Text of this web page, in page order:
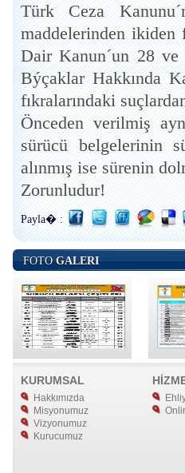
Türk Ceza
maddelerinden ikiden
Dair Kanun´un 28
Býçaklar Hakkında
fıkralarındaki
Önceden verilmiş
sürücü belgelerinin
alınmış ise sürenin
Zorunludur!
Payla� :
FOTO GALERI
KURUMSAL
Hakkımızda
Misyonumuz
Vizyonumuz
Kurucumuz